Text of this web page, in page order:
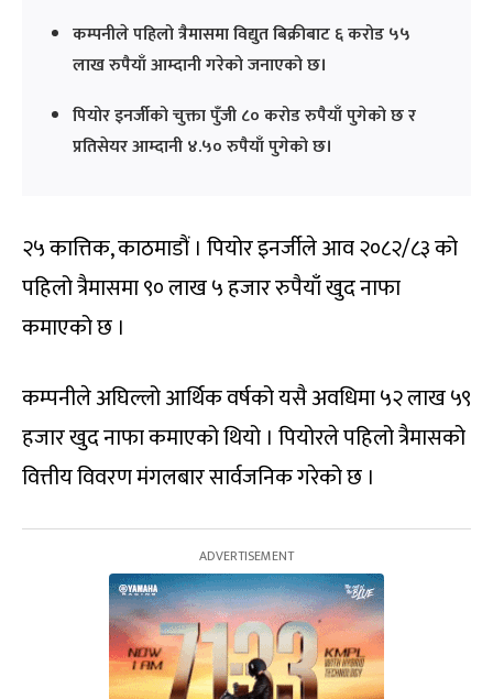
कम्पनीले पहिलो त्रैमासमा विद्युत बिक्रीबाट ६ करोड ५५
लाख रुपैयाँ आम्दानी गरेको जनाएको छ।
पियोर इनर्जीको चुक्ता पुँजी ८० करोड रुपैयाँ पुगेको छ र
प्रतिसेयर आम्दानी ४.५० रुपैयाँ पुगेको छ।
२५ कात्तिक, काठमाडौं । पियोर इनर्जीले आव २०८२/८३ को
पहिलो त्रैमासमा ९० लाख ५ हजार रुपैयाँ खुद नाफा
कमाएको छ ।
कम्पनीले अघिल्लो आर्थिक वर्षको यसै अवधिमा ५२ लाख ५९
हजार खुद नाफा कमाएको थियो । पियोरले पहिलो त्रैमासको
वित्तीय विवरण मंगलबार सार्वजनिक गरेको छ ।